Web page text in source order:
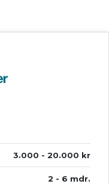
3.000 - 20.000 kr
2 - 6 mdr.